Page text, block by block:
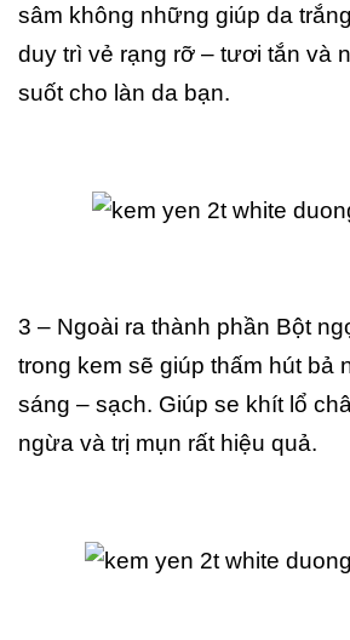
sâm không những giúp da
duy trì vẻ rạng rỡ – tươi tắn và
suốt cho làn da bạn.
3 – Ngoài ra thành phần Bột
trong kem sẽ giúp thấm hút bả
sáng – sạch. Giúp se khít lổ
ngừa và trị mụn rất hiệu quả.